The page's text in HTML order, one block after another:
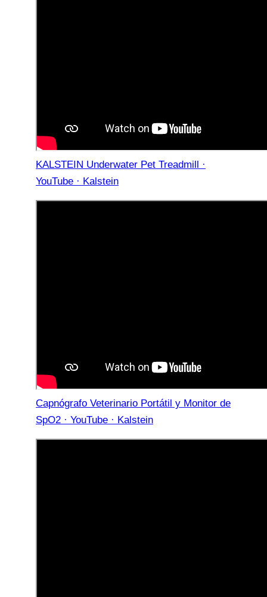
KALSTEIN Underwater Pet Treadmill ·
YouTube · Kalstein
Capnógrafo Veterinario Portátil y Monitor de
SpO2 · YouTube · Kalstein